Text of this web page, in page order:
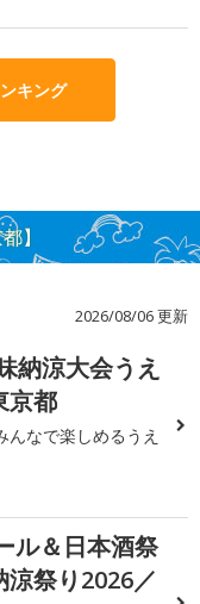
キング
】
2026/08/06 更新
納涼大会うえ
京都
んなで楽しめるうえ
ル＆日本酒祭
涼祭り2026／